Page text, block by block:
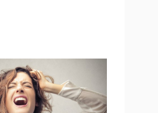
Giá cà phê
Công nghệ
Sành điệu